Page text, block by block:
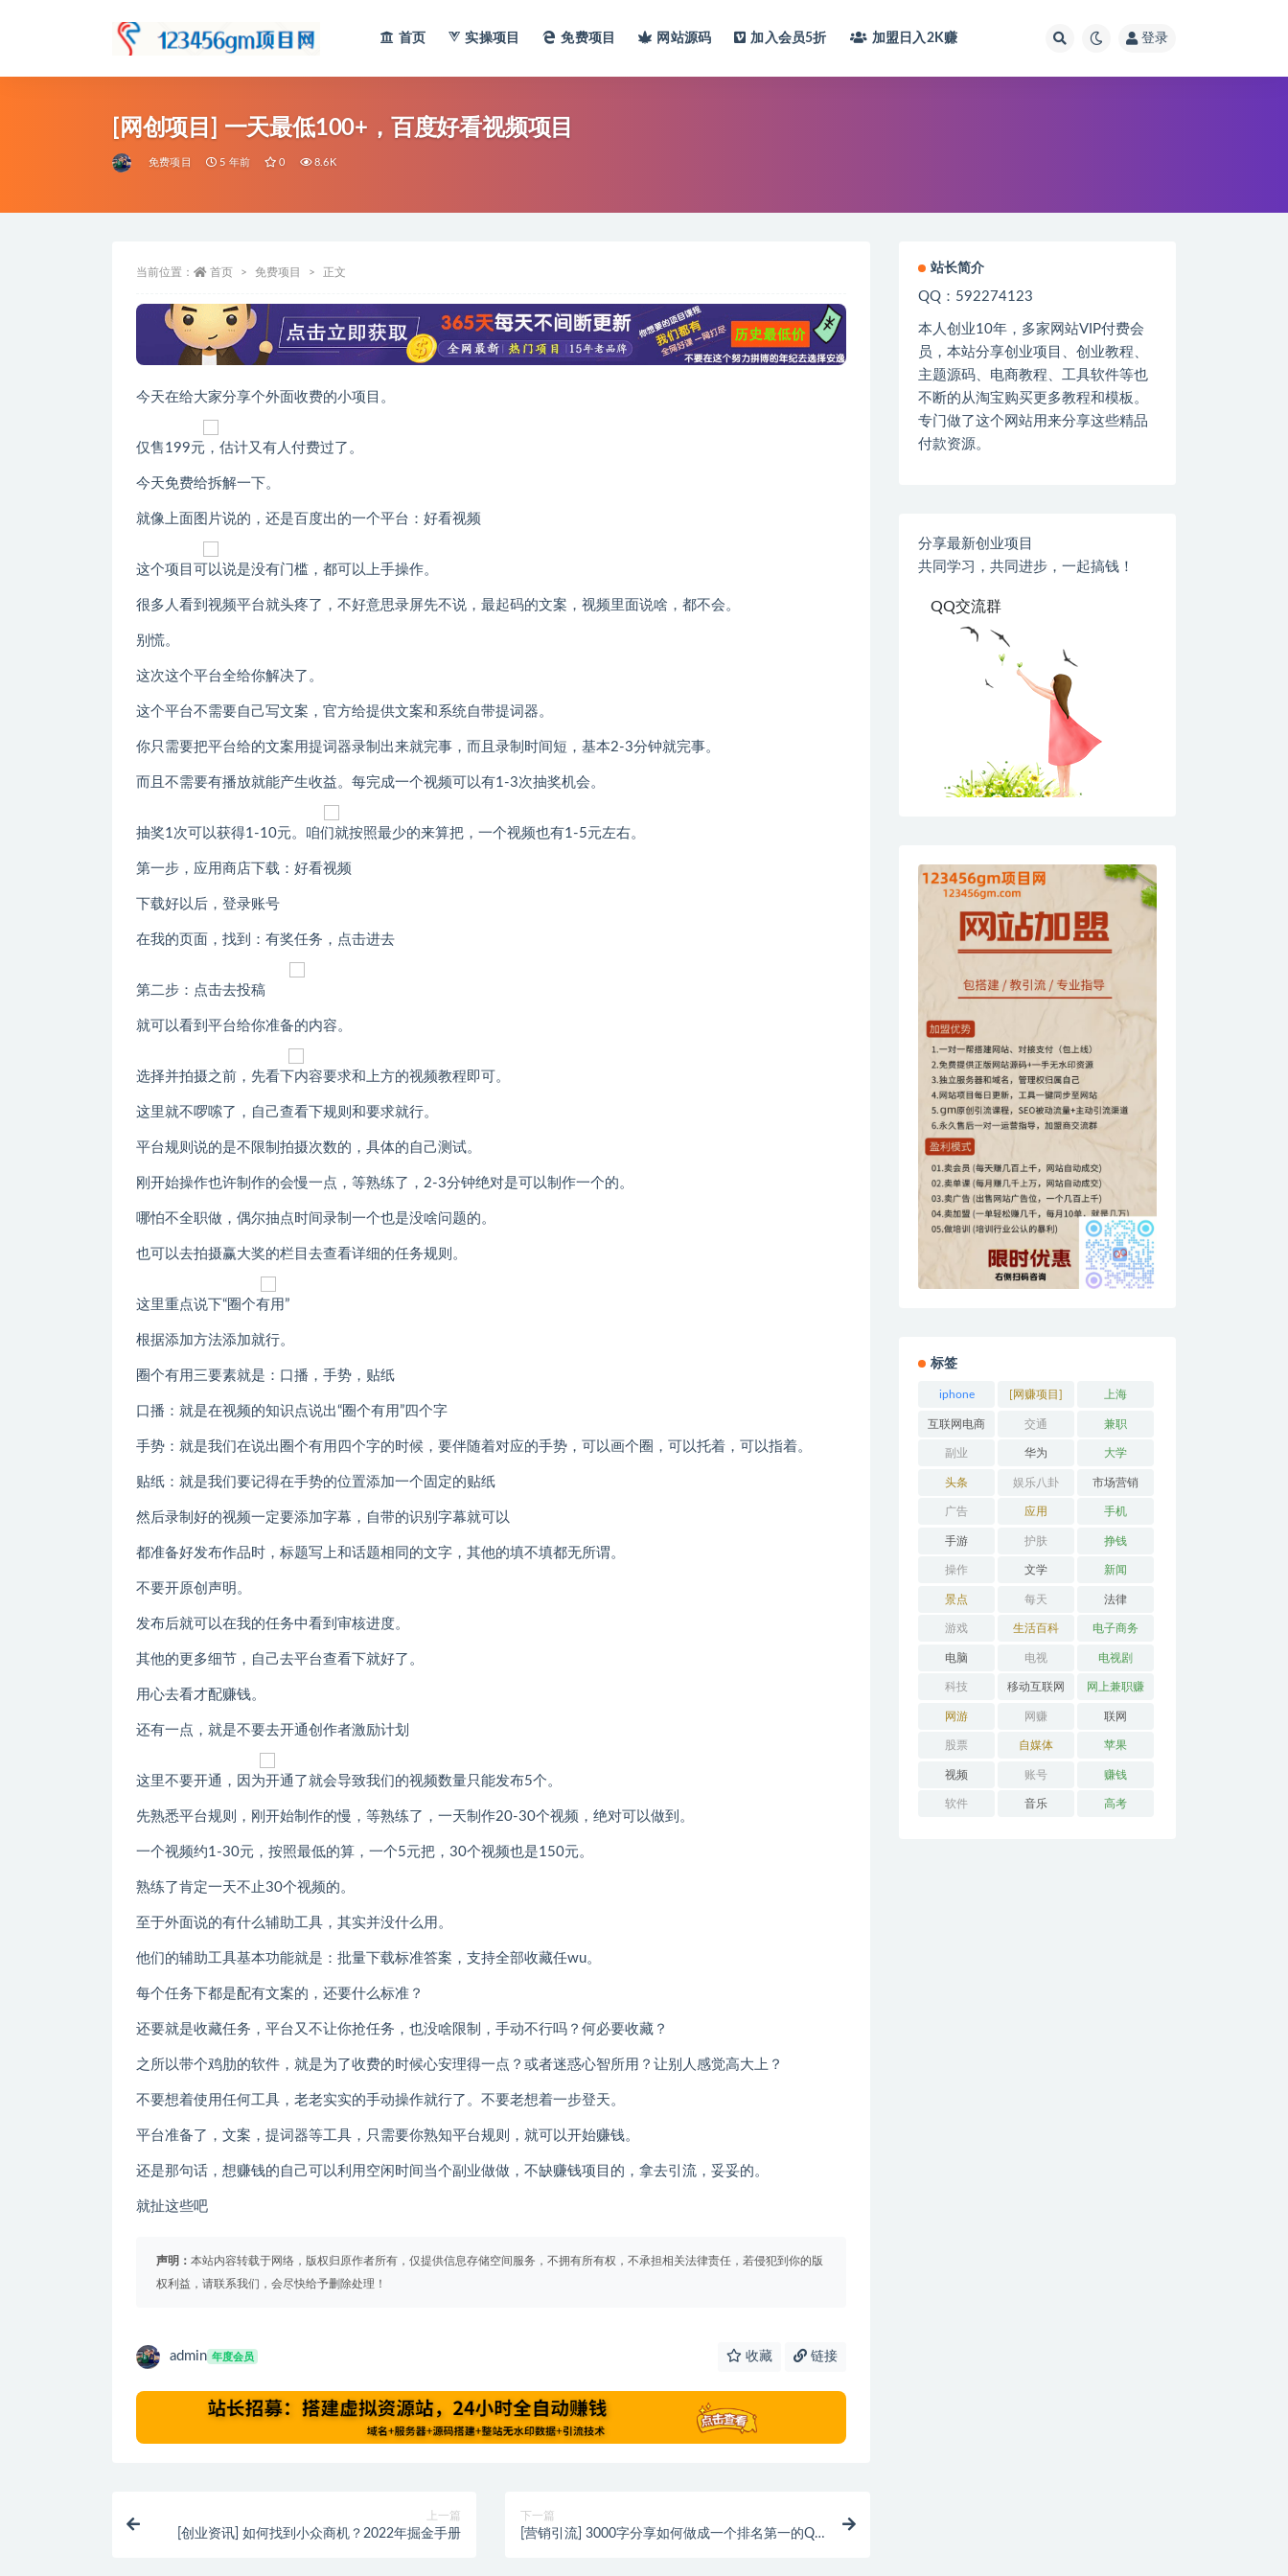
首页 实操项目 免费项目 网站源码 加入会员5折 加盟日入2K赚 登录
[网创项目] 一天最低100+，百度好看视频项目
免费项目 5 年前 0 8.6K
当前位置： 首页 免费项目 正文
今天在给大家分享个外面收费的小项目。
仅售199元，估计又有人付费过了。
今天免费给拆解一下。
就像上面图片说的，还是百度出的一个平台：好看视频
这个项目可以说是没有门槛，都可以上手操作。
很多人看到视频平台就头疼了，不好意思录屏先不说，最起码的文案，视频里面说啥，都不会。
别慌。
这次这个平台全给你解决了。
这个平台不需要自己写文案，官方给提供文案和系统自带提词器。
你只需要把平台给的文案用提词器录制出来就完事，而且录制时间短，基本2-3分钟就完事。
而且不需要有播放就能产生收益。每完成一个视频可以有1-3次抽奖机会。
抽奖1次可以获得1-10元。咱们就按照最少的来算把，一个视频也有1-5元左右。
第一步，应用商店下载：好看视频
下载好以后，登录账号
在我的页面，找到：有奖任务，点击进去
第二步：点击去投稿
就可以看到平台给你准备的内容。
选择并拍摄之前，先看下内容要求和上方的视频教程即可。
这里就不啰嗦了，自己查看下规则和要求就行。
平台规则说的是不限制拍摄次数的，具体的自己测试。
刚开始操作也许制作的会慢一点，等熟练了，2-3分钟绝对是可以制作一个的。
哪怕不全职做，偶尔抽点时间录制一个也是没啥问题的。
也可以去拍摄赢大奖的栏目去查看详细的任务规则。
这里重点说下“圈个有用”
根据添加方法添加就行。
圈个有用三要素就是：口播，手势，贴纸
口播：就是在视频的知识点说出“圈个有用”四个字
手势：就是我们在说出圈个有用四个字的时候，要伴随着对应的手势，可以画个圈，可以托着，可以指着。
贴纸：就是我们要记得在手势的位置添加一个固定的贴纸
然后录制好的视频一定要添加字幕，自带的识别字幕就可以
都准备好发布作品时，标题写上和话题相同的文字，其他的填不填都无所谓。
不要开原创声明。
发布后就可以在我的任务中看到审核进度。
其他的更多细节，自己去平台查看下就好了。
用心去看才配赚钱。
还有一点，就是不要去开通创作者激励计划
这里不要开通，因为开通了就会导致我们的视频数量只能发布5个。
先熟悉平台规则，刚开始制作的慢，等熟练了，一天制作20-30个视频，绝对可以做到。
一个视频约1-30元，按照最低的算，一个5元把，30个视频也是150元。
熟练了肯定一天不止30个视频的。
至于外面说的有什么辅助工具，其实并没什么用。
他们的辅助工具基本功能就是：批量下载标准答案，支持全部收藏任wu。
每个任务下都是配有文案的，还要什么标准？
还要就是收藏任务，平台又不让你抢任务，也没啥限制，手动不行吗？何必要收藏？
之所以带个鸡肋的软件，就是为了收费的时候心安理得一点？或者迷惑心智所用？让别人感觉高大上？
不要想着使用任何工具，老老实实的手动操作就行了。不要老想着一步登天。
平台准备了，文案，提词器等工具，只需要你熟知平台规则，就可以开始赚钱。
还是那句话，想赚钱的自己可以利用空闲时间当个副业做做，不缺赚钱项目的，拿去引流，妥妥的。
就扯这些吧
声明： 本站内容转载于网络，版权归原作者所有，仅提供信息存储空间服务，不拥有所有权，不承担相关法律责任，若侵犯到你的版
权利益，请联系我们，会尽快给予删除处理！
admin 年度会员 收藏 链接
上一篇
[创业资讯] 如何找到小众商机？2022年掘金手册
下一篇
[营销引流] 3000字分享如何做成一个排名第一的QQ
站长简介
QQ：592274123
本人创业10年，多家网站VIP付费会
员，本站分享创业项目、创业教程、
主题源码、电商教程、工具软件等也
不断的从淘宝购买更多教程和模板。
专门做了这个网站用来分享这些精品
付款资源。
分享最新创业项目
共同学习，共同进步，一起搞钱！
QQ交流群
标签
iphone [网赚项目] 上海
互联网电商 交通 兼职
副业 华为 大学
头条 娱乐八卦 市场营销
广告 应用 手机
手游 护肤 挣钱
操作 文学 新闻
景点 每天 法律
游戏 生活百科 电子商务
电脑 电视 电视剧
科技 移动互联网 网上兼职赚
钱
网游 网赚 联网
股票 自媒体 苹果
视频 账号 赚钱
软件 音乐 高考